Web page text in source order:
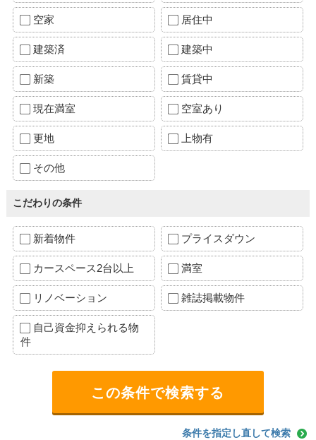
空家 居住中
建築済 建築中
新築 賃貸中
現在満室 空室あり
更地 上物有
その他
こだわりの条件
新着物件 プライスダウン
カースペース2台以上 満室
リノベーション 雑誌掲載物件
自己資金抑えられる物
件
条件を指定し直して検索